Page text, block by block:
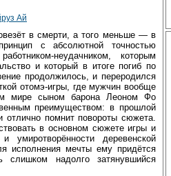
Ай
в смерти, а того меньше — в
с абсолютной точностью
неудачником, которым
и который в итоге погиб по
продолжилось, и переродился
отомэ-игры, где мужчин вообще
мире сыном барона Леоном Фо
преимуществом: в прошлой
помнит повороты сюжета.
в основном сюжете игры и
умиротворённости деревенской
исполнения мечты ему придётся
слишком надолго затянувшийся